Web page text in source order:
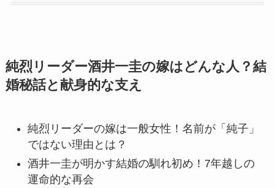
純烈リーダー酒井一圭の嫁はどんな人？結
婚秘話と献身的な支え
純烈リーダーの嫁は一般女性！名前が「純子」
ではない理由とは？
酒井一圭が明かす結婚の馴れ初め！7年越しの
運命的な再会